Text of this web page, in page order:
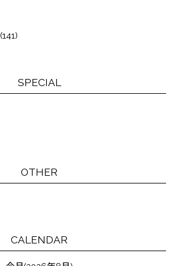
(141)
SPECIAL
OTHER
CALENDAR